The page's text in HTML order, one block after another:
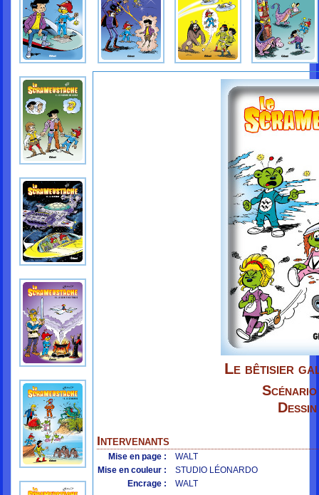
Le bêtisier
Intervenants
Mise en page :
WALT
Mise en couleur :
STUDIO LÉONARDO
Encrage :
WALT